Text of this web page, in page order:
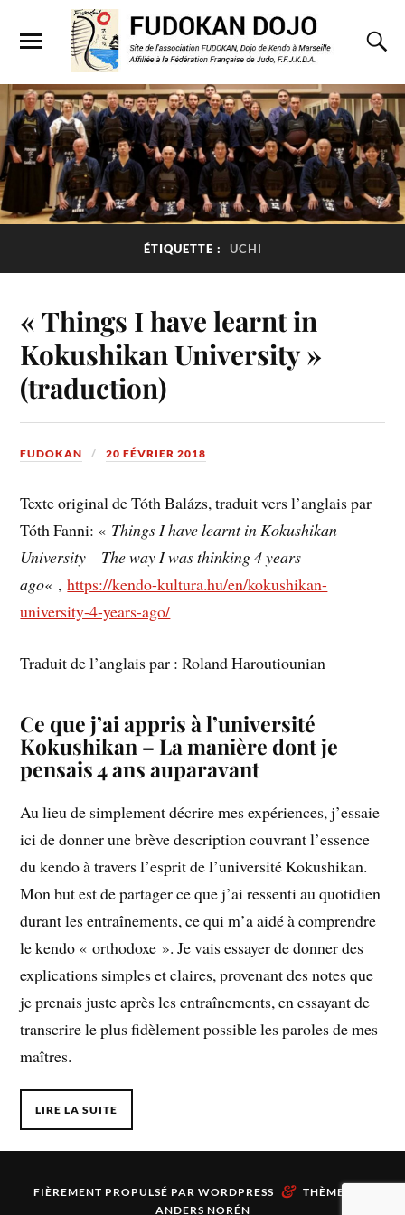
ÉTIQUETTE : UCHI
« Things I have learnt in
Kokushikan University »
(traduction)
FUDOKAN 20 FÉVRIER 2018
Texte original de Tóth Balázs, traduit vers l’anglais par
Tóth Fanni: « Things I have learnt in Kokushikan
University – The way I was thinking 4 years
ago« ,https://kendo-kultura.hu/en/kokushikan-
university-4-years-ago/
Traduit de l’anglais par : Roland Haroutiounian
Ce que j’ai appris à l’université
Kokushikan – La manière dont je
pensais 4 ans auparavant
Au lieu de simplement décrire mes expériences, j’essaie
ici de donner une brève description couvrant l’essence
du kendo à travers l’esprit de l’université Kokushikan.
Mon but est de partager ce que j’ai ressenti au quotidien
durant les entraînements, ce qui m’a aidé à comprendre
le kendo « orthodoxe ». Je vais essayer de donner des
explications simples et claires, provenant des notes que
je prenais juste après les entraînements, en essayant de
transcrire le plus fidèlement possible les paroles de mes
maîtres.
LIRE LA SUITE
FIÈREMENT PROPULSÉ PAR WORDPRESS & THÈME PAR
ANDERS NORÉN